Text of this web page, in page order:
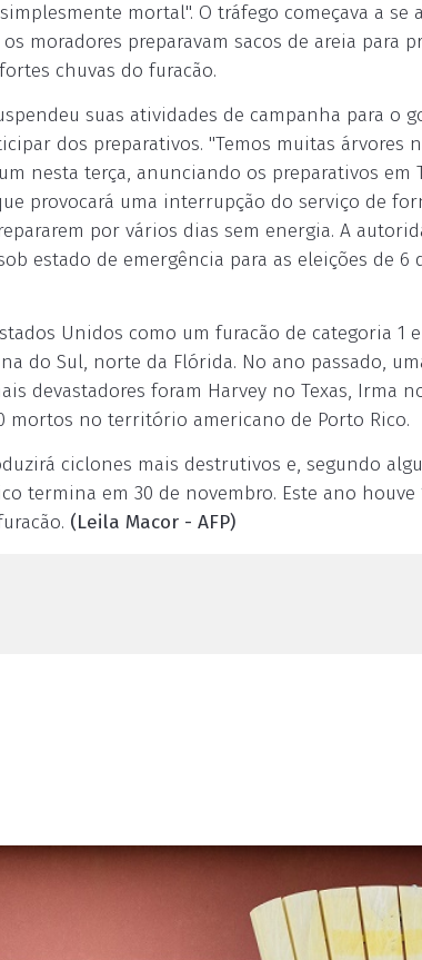
mortal". O tráfego começava a se
moradores preparavam sacos de areia para
chuvas do furacão.
suas atividades de campanha para o
dos preparativos. "Temos muitas árvores
nesta terça, anunciando os preparativos em
provocará uma interrupção do serviço de
por vários dias sem energia. A
estado de emergência para as eleições de 6
Unidos como um furacão de categoria 1
do Sul, norte da Flórida. No ano passado,
devastadores foram Harvey no Texas, Irma
mortos no território americano de Porto Rico.
ciclones mais destrutivos e, segundo
termina em 30 de novembro. Este ano houve
(Leila Macor - AFP)